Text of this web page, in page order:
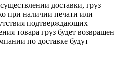
доставки, груз
при наличии печати или
подтверждающих
товара груз будет возвращен
по доставке будут